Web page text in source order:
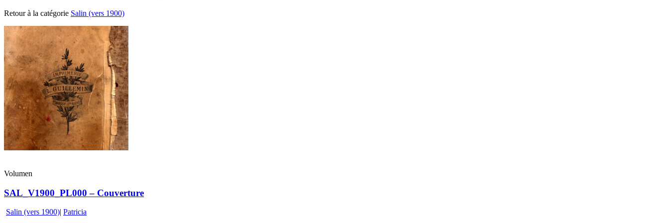
Retour à la catégorie Salin (vers 1900)
Volumen
SAL_V1900_PL000 – Couverture
Salin (vers 1900)| Patricia